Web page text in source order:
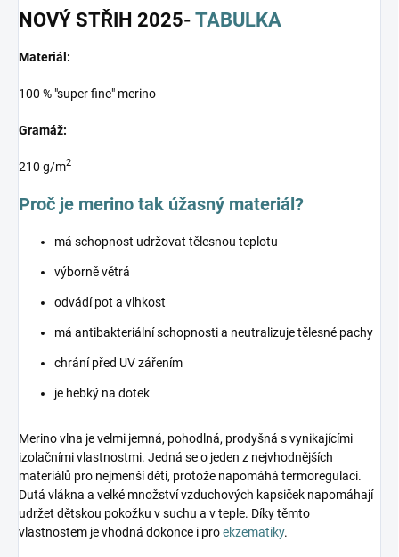
NOVÝ STŘIH 2025- TABULKA
Materiál:
100 % "super fine" merino
Gramáž:
210 g/m2
Proč je merino tak úžasný materiál?
má schopnost udržovat tělesnou teplotu
výborně větrá
odvádí pot a vlhkost
má antibakteriální schopnosti a neutralizuje tělesné pachy
chrání před UV zářením
je hebký na dotek
Merino vlna je velmi jemná, pohodlná, prodyšná s vynikajícími
izolačními vlastnostmi. Jedná se o jeden z nejvhodnějších
materiálů pro nejmenší děti, protože napomáhá termoregulaci.
Dutá vlákna a velké množství vzduchových kapsiček napomáhají
udržet dětskou pokožku v suchu a v teple. Díky těmto
vlastnostem je vhodná dokonce i proekzematiky.